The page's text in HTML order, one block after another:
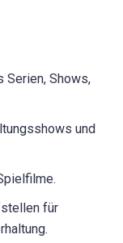
Serien, Shows,
und
für